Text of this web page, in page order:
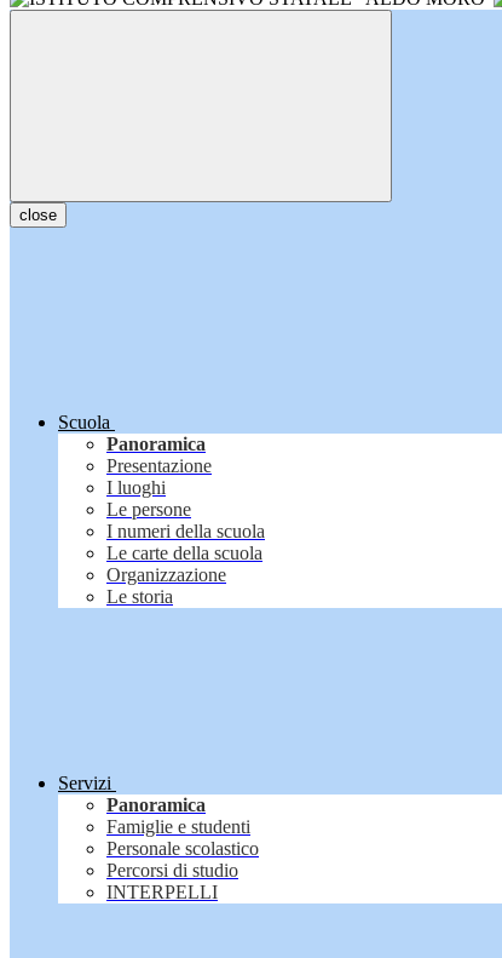
close
Scuola
Panoramica
Presentazione
I luoghi
Le persone
I numeri della scuola
Le carte della scuola
Organizzazione
Le storia
Servizi
Panoramica
Famiglie e studenti
Personale scolastico
Percorsi di studio
INTERPELLI